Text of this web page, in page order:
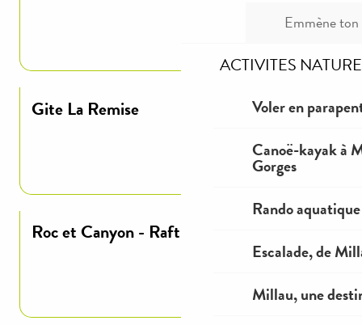
Emmène
ACTIVITES NATURE
Voler en
Canoë-kayak à
Gorges
Rando
Escalade, de
Millau, une
Gite La Remise
Lire la suite
Roc et Canyon - Raft / Hotdog (mini-raft)
Lire la suite